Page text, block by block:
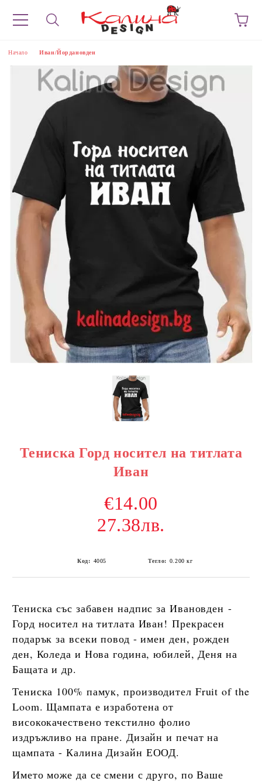
Начало Иван/Йордановден
Тениска Горд носител на титлата
Иван
€14.00
27.38лв.
Код: 4005 Тегло: 0.200 кг
Тениска със забавен надпис за Ивановден -
Горд носител на титлата Иван! Прекрасен
подарък за всеки повод - имен ден, рожден
ден, Коледа и Нова година, юбилей, Деня на
Бащата и др.
Тениска 100% памук, производител Fruit of the
Loom. Щампата е изработена от
висококачествено текстилно фолио
издръжливо на пране. Дизайн и печат на
щампата - Калина Дизайн ЕООД.
Името може да се смени с друго, по Ваше